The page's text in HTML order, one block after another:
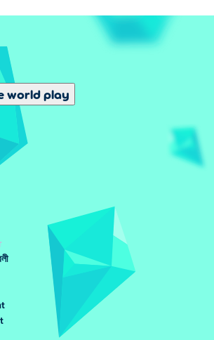
world play